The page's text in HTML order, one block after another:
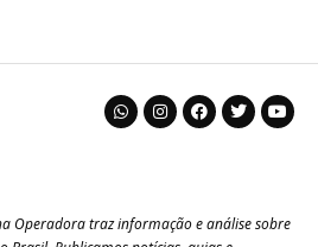
Operadora traz informação e análise sobre